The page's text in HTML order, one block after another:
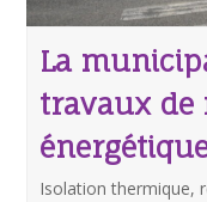
La
travaux de
Isolation thermique,